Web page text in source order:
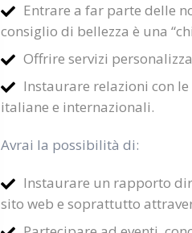
Entrare a far parte delle
consiglio di bellezza è una
Offrire servizi
Instaurare relazioni con
italiane e internazionali.
Avrai la possibilità di:
Instaurare un rapporto
sito web e soprattutto